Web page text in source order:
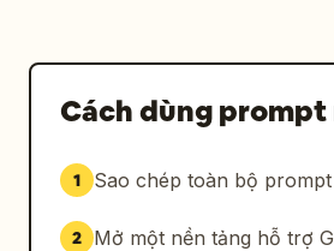
Cách dùng prompt
1 Sao chép toàn bộ
2
Mở một nền tảng hỗ trợ